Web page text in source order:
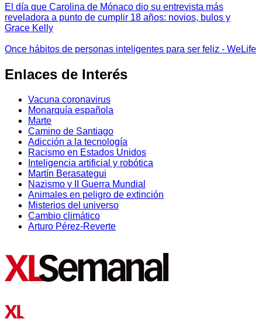
El día que Carolina de Mónaco dio su entrevista más
reveladora a punto de cumplir 18 años: novios, bulos y
Grace Kelly
Once hábitos de personas inteligentes para ser feliz - WeLife
Enlaces de Interés
Vacuna coronavirus
Monarquía española
Marte
Camino de Santiago
Adicción a la tecnología
Racismo en Estados Unidos
Inteligencia artificial y robótica
Martín Berasategui
Nazismo y II Guerra Mundial
Animales en peligro de extinción
Misterios del universo
Cambio climático
Arturo Pérez-Reverte